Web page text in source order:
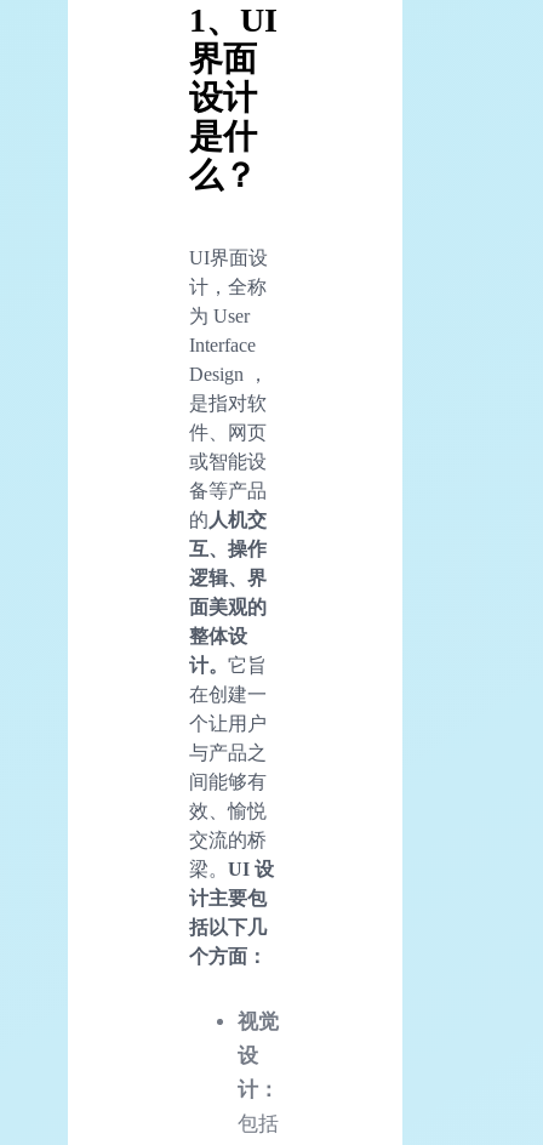
1、UI
界面
设计
是什
么？
UI界面设
计，全称
为 User
Interface
Design ，
是指对软
件、网页
或智能设
备等产品
的 人机交
互、操作
逻辑、界
面美观的
整体设
计。 它旨
在创建一
个让用户
与产品之
间能够有
效、愉悦
交流的桥
梁。 UI 设
计主要包
括以下几
个方面：
视觉
设
计：
包括